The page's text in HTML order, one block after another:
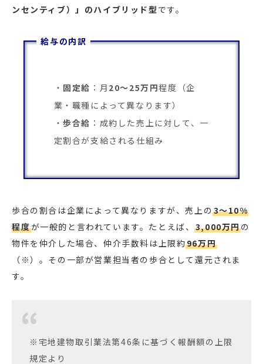
ンセンティブ）」のハイブリッド型です。
給与の内訳
固定給 ：月 20〜25万円程度（企
業・職種によって異なります）
歩合給 ：成約した売上に対して、一
定割合が支給される仕組み
歩合の割合は企業によって異なりますが、売上の3〜10%
程度が一般的と言われています。たとえば、3,000万円の
物件を仲介した場合、仲介手数料は上限約96万円
（※）。その一部が営業担当者の歩合として還元されま
す。
※宅地建物取引業法第46条に基づく報酬額の上限
規定より